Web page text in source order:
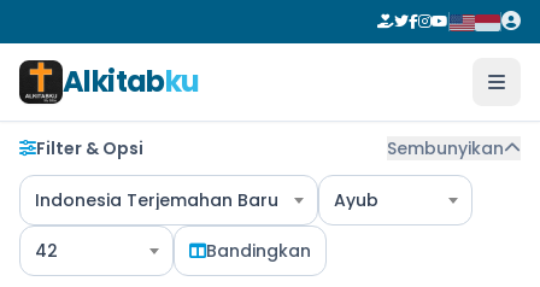
Alkitabku
Filter & Opsi Sembunyikan
Indonesia Terjemahan Baru Ayub
42 Bandingkan